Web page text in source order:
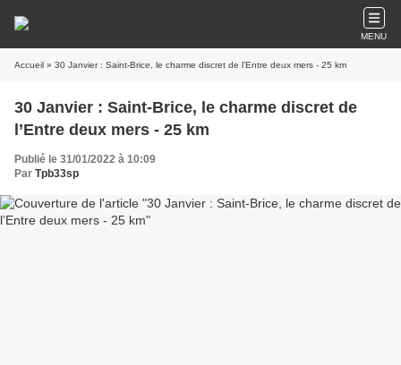
MENU
Accueil » 30 Janvier : Saint-Brice, le charme discret de l’Entre deux mers - 25 km
30 Janvier : Saint-Brice, le charme discret de
l’Entre deux mers - 25 km
Publié le 31/01/2022 à 10:09
Par Tpb33sp